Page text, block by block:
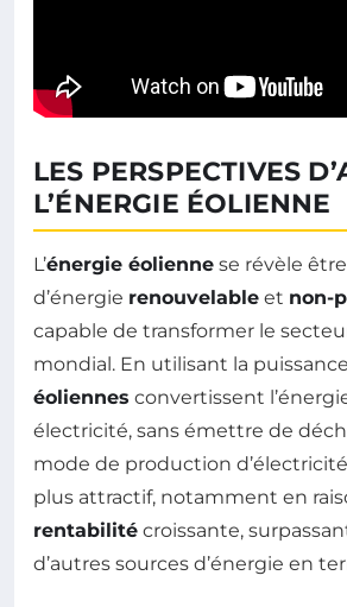
LES PERSPECTIVES
L’ÉNERGIE ÉOLIENNE
L’énergie éolienne se révèle
d’énergie renouvelable et non-
capable de transformer le
mondial. En utilisant la
éoliennes convertissent
électricité, sans émettre de
mode de production
plus attractif, notamment en
rentabilité croissante,
d’autres sources d’énergie en